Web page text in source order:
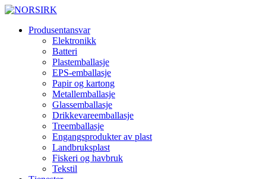
Produsentansvar
Elektronikk
Batteri
Plastemballasje
EPS-emballasje
Papir og kartong
Metallemballasje
Glassemballasje
Drikkevareemballasje
Treemballasje
Engangsprodukter av plast
Landbruksplast
Fiskeri og havbruk
Tekstil